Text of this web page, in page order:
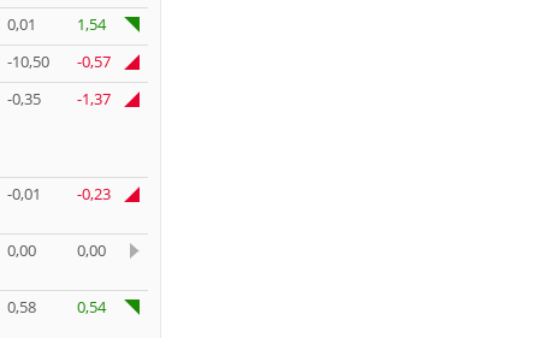
0,01
1,54
-10,50
-0,57
-0,35
-1,37
-0,01 -0,23
0,00 0,00
0,58 0,54